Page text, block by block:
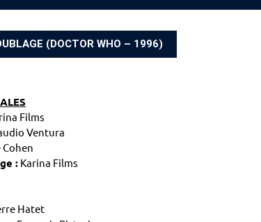
(DOCTOR WHO – 1996)
Films
Ventura
: Karina Films
Hatet